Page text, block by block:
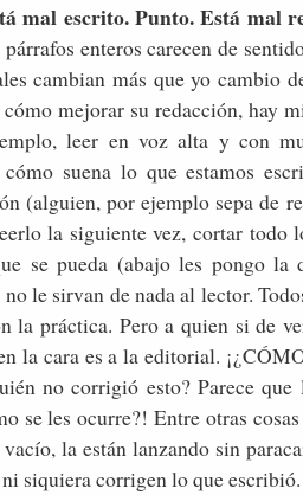
mal escrito. Punto. Está mal
enteros carecen de
cambian más que yo cambio
mejorar su redacción, hay
leer en voz alta y con
suena lo que estamos
(alguien, por ejemplo sepa de
la siguiente vez, cortar todo
se pueda (abajo les pongo la
le sirvan de nada al lector.
la práctica. Pero a quien si de
la cara es a la editorial.
no corrigió esto? Parece
se les ocurre?! Entre otras
la están lanzando sin
siquiera corrigen lo que escribió.